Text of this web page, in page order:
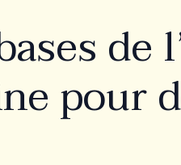
de
pour